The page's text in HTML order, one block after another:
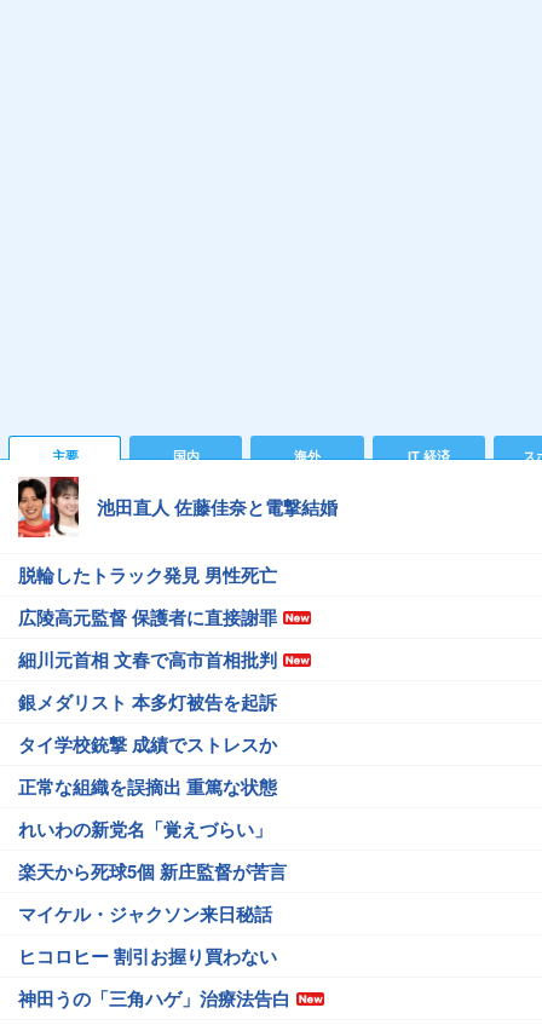
主要 国内 海外 IT 経済 ス
池田直人 佐藤佳奈と電撃結婚
脱輪したトラック発見 男性死亡
広陵高元監督 保護者に直接謝罪
細川元首相 文春で高市首相批判
銀メダリスト 本多灯被告を起訴
タイ学校銃撃 成績でストレスか
正常な組織を誤摘出 重篤な状態
れいわの新党名「覚えづらい」
楽天から死球5個 新庄監督が苦言
マイケル・ジャクソン来日秘話
ヒコロヒー 割引お握り買わない
神田うの「三角ハゲ」治療法告白